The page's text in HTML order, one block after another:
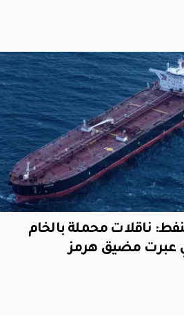
ناقلات محملة بالخام
عبرت مضيق هرمز